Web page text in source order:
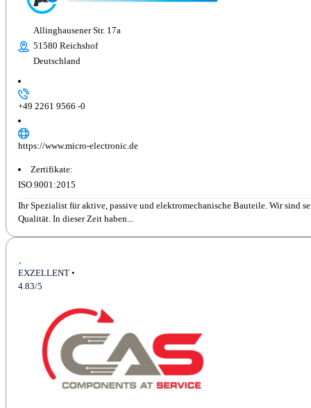
Allinghausener Str. 17a
51580 Reichshof
Deutschland
+49 2261 9566 -0
https://www.micro-electronic.de
Zertifikate:
ISO 9001:2015
Ihr Spezialist für aktive, passive und elektromechanische Bauteile. Wir sind
Qualität. In dieser Zeit haben...
EXZELLENT •
4.83/5